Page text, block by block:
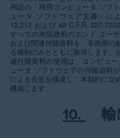
用語の「商用コンピュータ ソフ
ュータ ソフトウェア文書」に
12.212 および 48 C.F.R.
すべての米国政府のエンド ユー
および関連付随資料を、非政府の
る権利のみとともに取得します。
連付随資料の使用は、コンピュ
ュータ ソフトウェアの付随資料
による合意を構成し、本契約に定
構成します。
10.